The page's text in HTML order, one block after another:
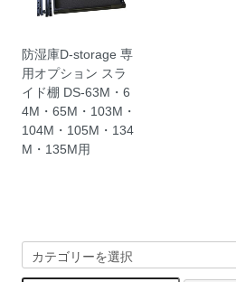
防湿庫D-storage 専
用オプション スラ
イド棚 DS-63M・6
4M・65M・103M・
104M・105M・134
M・135M用